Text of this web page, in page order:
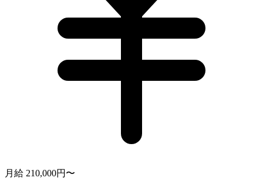
月給 210,000円〜